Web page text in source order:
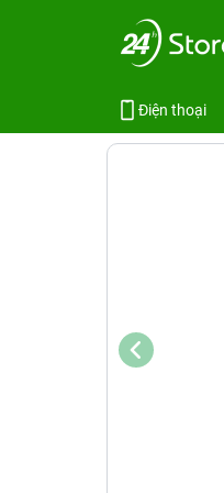
Điện thoại
Trang chủ